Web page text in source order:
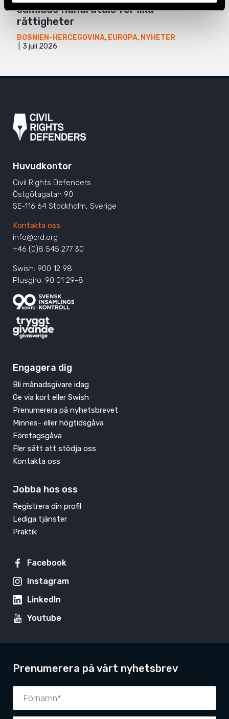
samlade hundratals för lika
rättigheter
BOSNIEN-HERCEGOVINA, EUROPA, NYHETER
3 juli 2026
Huvudkontor
Civil Rights Defenders
Östgötagatan 90
SE-116 64 Stockholm, Sverige
Kontakta oss
info@crd.org
+46 (0)8 545 277 30
Swish: 900 12 98
Plusgiro: 90 01 29-8
Engagera dig
Bli månadsgivare idag
Ge via kort eller Swish
Prenumerera på nyhetsbrevet
Minnes- eller högtidsgåva
Företagsgåva
Fler sätt att stödja oss
Kontakta oss
Jobba hos oss
Registrera din profil
Lediga tjänster
Praktik
Facebook
Instagram
LinkedIn
Youtube
Prenumerera på vårt nyhetsbrev